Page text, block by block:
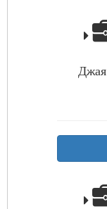
Джая